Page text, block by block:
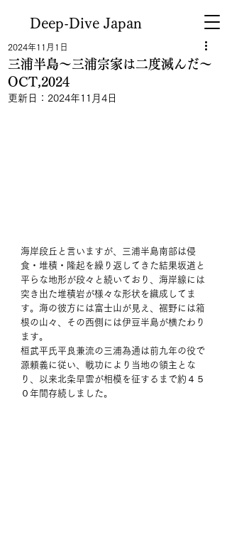
Deep-Dive Japan
三浦半島～三浦宗家は二度滅んだ～
OCT,2024
2024年11月1日
更新日： 2024年11月4日
海岸段丘と言いますが、三浦半島南部は侵
食・堆積・隆起を繰り返してきた結果坂道と
平らな地形が段々と続いており、海岸線には
突き出た堆積岩が様々な形状を織成してま
す。海の彼方には富士山が見え、裾野には箱
根の山々、その西側には伊豆半島が横たわり
ます。
桓武平氏平良兼流の三浦為通は前九年の役で
源頼義に従い、戦功により当地の領主とな
り、以来北条早雲が相模を征するまで約４５
０年間存続しました。